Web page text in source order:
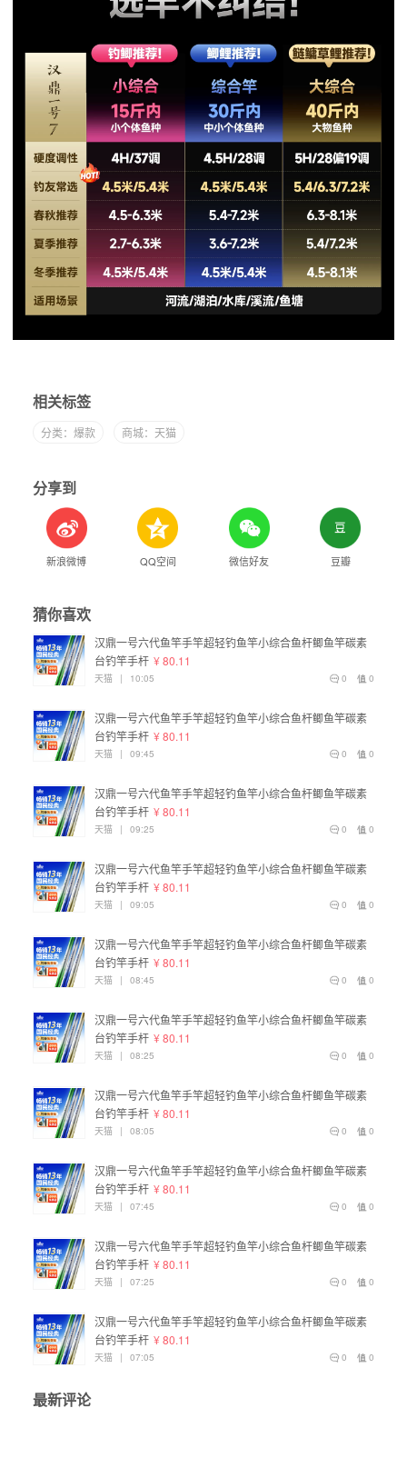
相关标签
分类：爆款 商城：天猫
分享到
新浪微博 QQ空间 微信好友 豆瓣
猜你喜欢
汉鼎一号六代鱼竿手竿超轻钓鱼竿小综合鱼杆鲫鱼竿碳素
台钓竿手杆 ¥ 80.11
0
0
天猫 | 10:05
汉鼎一号六代鱼竿手竿超轻钓鱼竿小综合鱼杆鲫鱼竿碳素
台钓竿手杆 ¥ 80.11
0
0
天猫 | 09:45
汉鼎一号六代鱼竿手竿超轻钓鱼竿小综合鱼杆鲫鱼竿碳素
台钓竿手杆 ¥ 80.11
0
0
天猫 | 09:25
汉鼎一号六代鱼竿手竿超轻钓鱼竿小综合鱼杆鲫鱼竿碳素
台钓竿手杆 ¥ 80.11
0
0
天猫 | 09:05
汉鼎一号六代鱼竿手竿超轻钓鱼竿小综合鱼杆鲫鱼竿碳素
台钓竿手杆 ¥ 80.11
0
0
天猫 | 08:45
汉鼎一号六代鱼竿手竿超轻钓鱼竿小综合鱼杆鲫鱼竿碳素
台钓竿手杆 ¥ 80.11
0
0
天猫 | 08:25
汉鼎一号六代鱼竿手竿超轻钓鱼竿小综合鱼杆鲫鱼竿碳素
台钓竿手杆 ¥ 80.11
0
0
天猫 | 08:05
汉鼎一号六代鱼竿手竿超轻钓鱼竿小综合鱼杆鲫鱼竿碳素
台钓竿手杆 ¥ 80.11
0
0
天猫 | 07:45
汉鼎一号六代鱼竿手竿超轻钓鱼竿小综合鱼杆鲫鱼竿碳素
台钓竿手杆 ¥ 80.11
0
0
天猫 | 07:25
汉鼎一号六代鱼竿手竿超轻钓鱼竿小综合鱼杆鲫鱼竿碳素
台钓竿手杆 ¥ 80.11
0
0
天猫 | 07:05
最新评论